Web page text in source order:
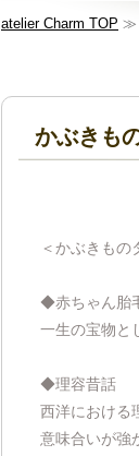
atelier Charm TOP ≫
かぶきも
＜かぶきもの
◆赤ちゃん胎
一生の宝物
◆理容昔話
西洋における
意味合いが強